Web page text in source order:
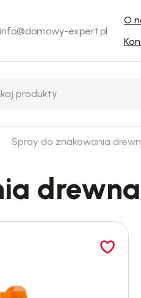
info@domowy-expert.pl
O
Spray do znakowania